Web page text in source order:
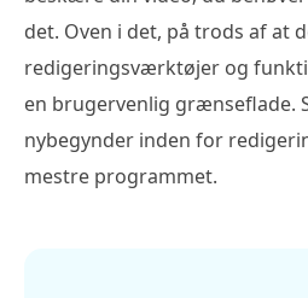
det. Oven i det, på trods af at
redigeringsværktøjer og
en brugervenlig grænseflade.
nybegynder inden for
mestre programmet.